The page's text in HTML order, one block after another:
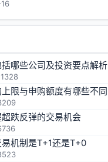
哪些公司及投资要点解析
限与申购额度有哪些不同
跌反弹的交易机会
机制是T+1还是T+0